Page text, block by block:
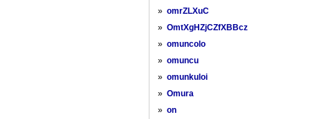
» omrZLXuC
» OmtXgHZjCZfXBBcz
» omuncolo
» omuncu
» omunkuloi
» Omura
» on